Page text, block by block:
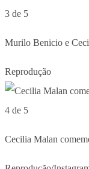
3 de 5
Murilo Benicio e
Reprodução
4 de 5
Cecilia Malan